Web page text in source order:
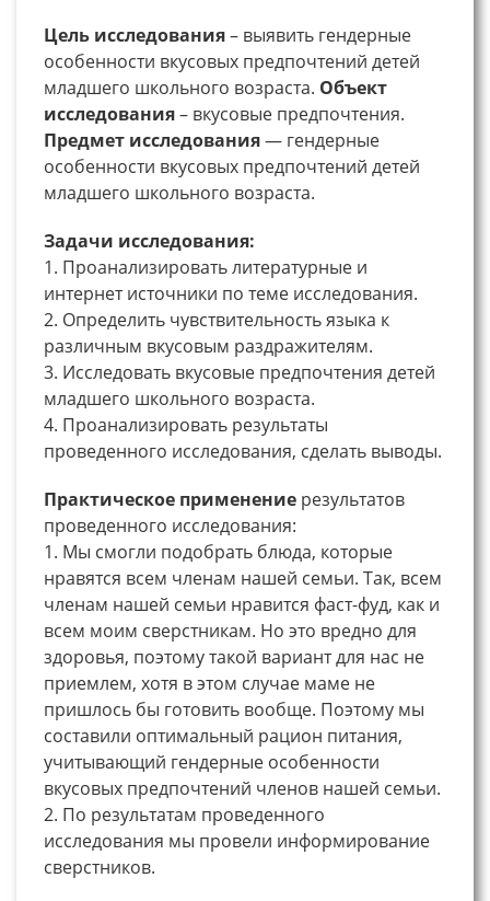
Цель исследования– выявить гендерные
особенности вкусовых предпочтений детей
младшего школьного возраста. Объект
исследования– вкусовые предпочтения.
Предмет исследования— гендерные
особенности вкусовых предпочтений детей
младшего школьного возраста.
Задачи исследования:
1. Проанализировать литературные и
интернет источники по теме исследования.
2. Определить чувствительность языка к
различным вкусовым раздражителям.
3. Исследовать вкусовые предпочтения детей
младшего школьного возраста.
4. Проанализировать результаты
проведенного исследования, сделать выводы.
Практическое применение результатов
проведенного исследования:
1. Мы смогли подобрать блюда, которые
нравятся всем членам нашей семьи. Так, всем
членам нашей семьи нравится фаст-фуд, как и
всем моим сверстникам. Но это вредно для
здоровья, поэтому такой вариант для нас не
приемлем, хотя в этом случае маме не
пришлось бы готовить вообще. Поэтому мы
составили оптимальный рацион питания,
учитывающий гендерные особенности
вкусовых предпочтений членов нашей семьи.
2. По результатам проведенного
исследования мы провели информирование
сверстников.